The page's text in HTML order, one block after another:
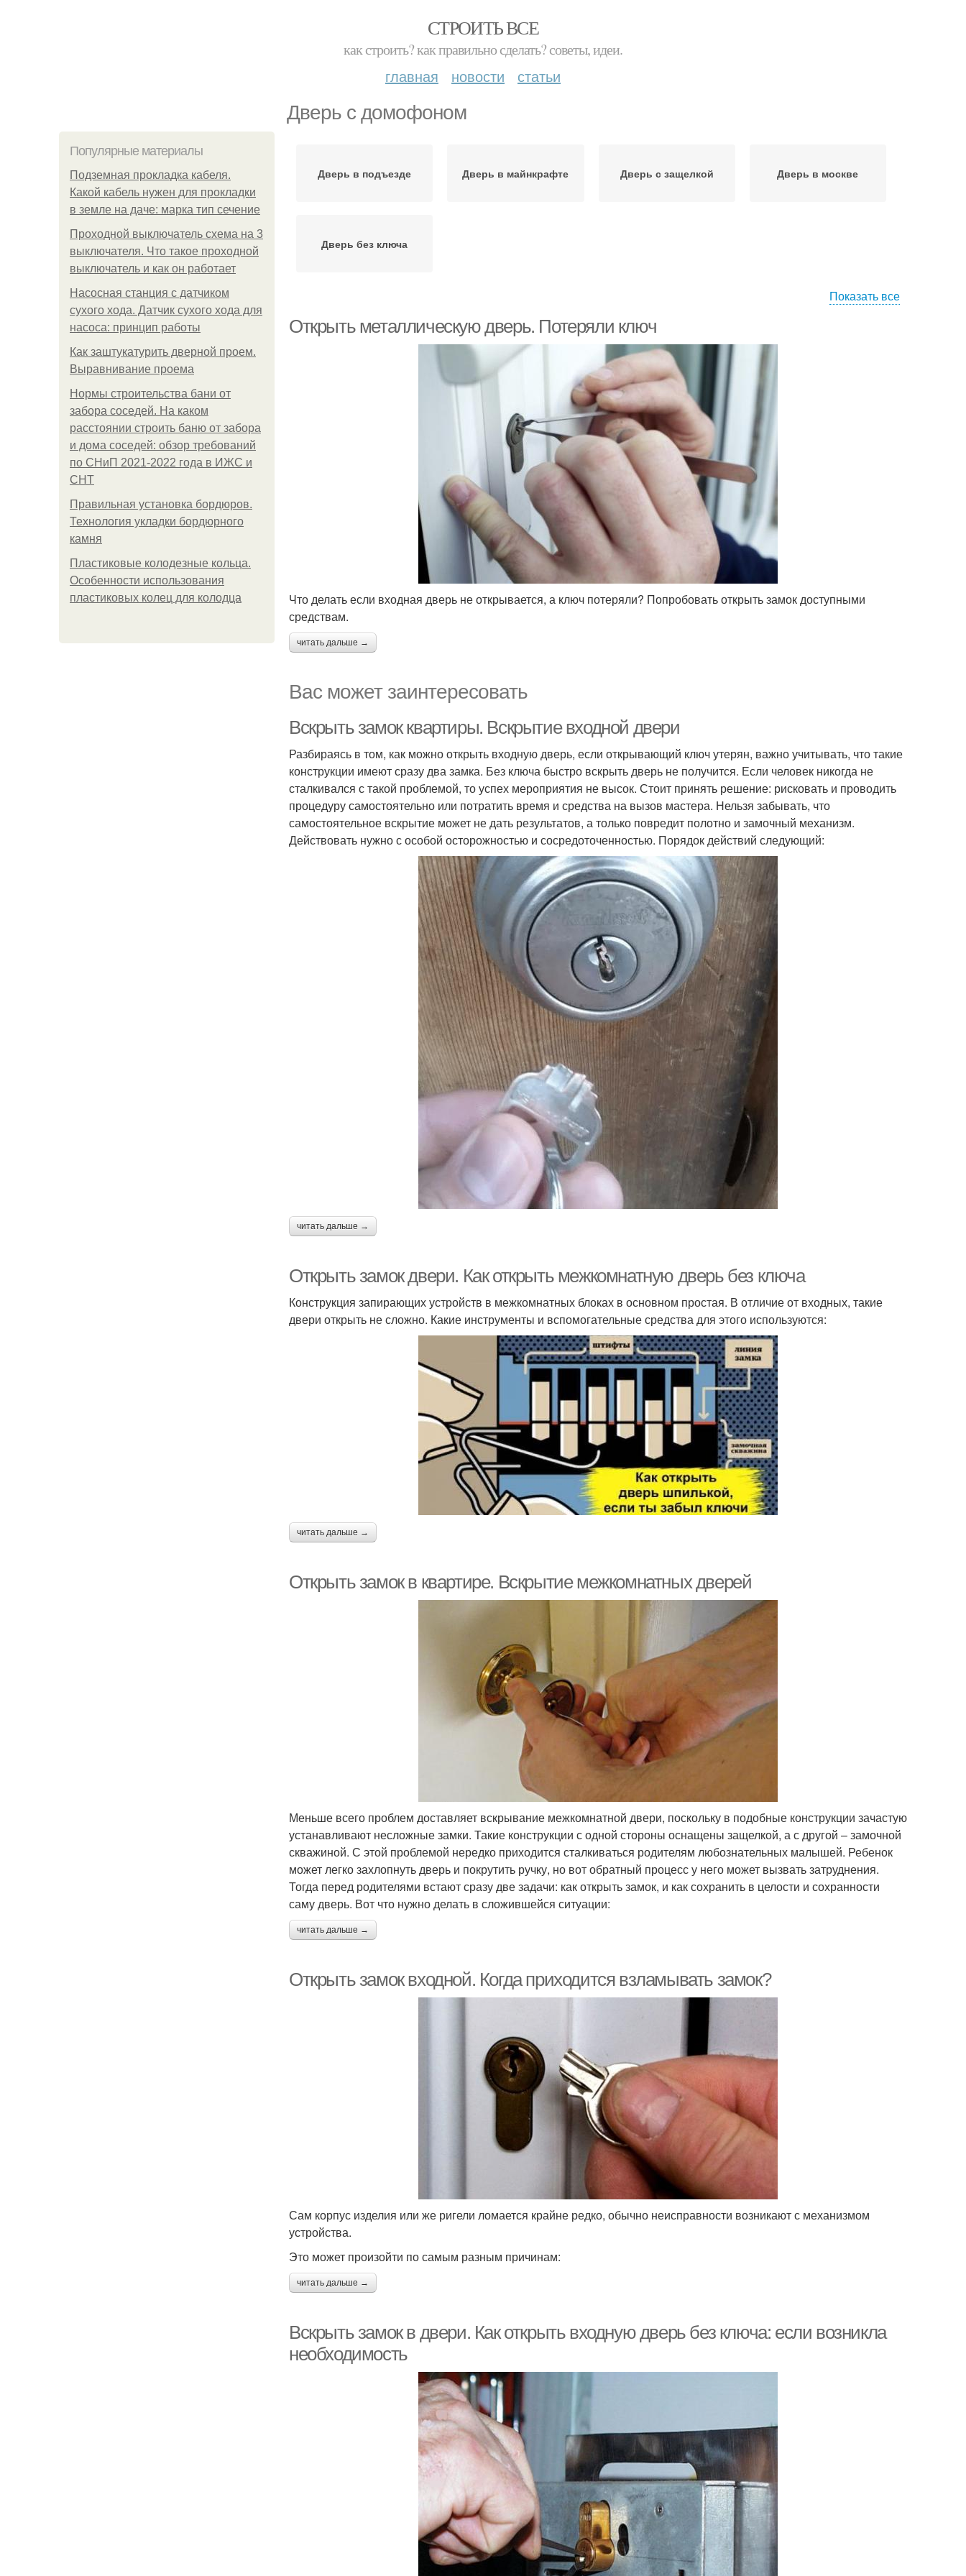
СТРОИТЬ ВСЕ
как строить? как правильно сделать? советы, идеи.
главная новости статьи
Дверь с домофоном
Популярные материалы
Подземная прокладка кабеля.
Какой кабель нужен для прокладки
в земле на даче: марка тип сечение
Проходной выключатель схема на 3
выключателя. Что такое проходной
выключатель и как он работает
Насосная станция с датчиком
сухого хода. Датчик сухого хода для
насоса: принцип работы
Как заштукатурить дверной проем.
Выравнивание проема
Нормы строительства бани от
забора соседей. На каком
расстоянии строить баню от забора
и дома соседей: обзор требований
по СНиП 2021-2022 года в ИЖС и
СНТ
Правильная установка бордюров.
Технология укладки бордюрного
камня
Пластиковые колодезные кольца.
Особенности использования
пластиковых колец для колодца
Дверь в подъезде Дверь в майнкрафте Дверь с защелкой Дверь в москве
Дверь без ключа
Показать все
Открыть металлическую дверь. Потеряли ключ
Что делать если входная дверь не открывается, а ключ потеряли? Попробовать открыть замок доступными
средствам.
читать дальше →
Вас может заинтересовать
Вскрыть замок квартиры. Вскрытие входной двери
Разбираясь в том, как можно открыть входную дверь, если открывающий ключ утерян, важно учитывать, что такие
конструкции имеют сразу два замка. Без ключа быстро вскрыть дверь не получится. Если человек никогда не
сталкивался с такой проблемой, то успех мероприятия не высок. Стоит принять решение: рисковать и проводить
процедуру самостоятельно или потратить время и средства на вызов мастера. Нельзя забывать, что
самостоятельное вскрытие может не дать результатов, а только повредит полотно и замочный механизм.
Действовать нужно с особой осторожностью и сосредоточенностью. Порядок действий следующий:
читать дальше →
Открыть замок двери. Как открыть межкомнатную дверь без ключа
Конструкция запирающих устройств в межкомнатных блоках в основном простая. В отличие от входных, такие
двери открыть не сложно. Какие инструменты и вспомогательные средства для этого используются:
читать дальше →
Открыть замок в квартире. Вскрытие межкомнатных дверей
Меньше всего проблем доставляет вскрывание межкомнатной двери, поскольку в подобные конструкции зачастую
устанавливают несложные замки. Такие конструкции с одной стороны оснащены защелкой, а с другой – замочной
скважиной. С этой проблемой нередко приходится сталкиваться родителям любознательных малышей. Ребенок
может легко захлопнуть дверь и покрутить ручку, но вот обратный процесс у него может вызвать затруднения.
Тогда перед родителями встают сразу две задачи: как открыть замок, и как сохранить в целости и сохранности
саму дверь. Вот что нужно делать в сложившейся ситуации:
читать дальше →
Открыть замок входной. Когда приходится взламывать замок?
Сам корпус изделия или же ригели ломается крайне редко, обычно неисправности возникают с механизмом
устройства.
Это может произойти по самым разным причинам:
читать дальше →
Вскрыть замок в двери. Как открыть входную дверь без ключа: если возникла
необходимость